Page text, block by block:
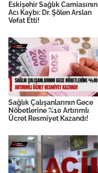
Eskişehir Sağlık Camiasının
Acı Kaybı: Dr. Şölen Arslan
Vefat Etti!
Sağlık Çalışanlarının Gece
Nöbetlerine %10 Artırımlı
Ücret Resmiyet Kazandı!